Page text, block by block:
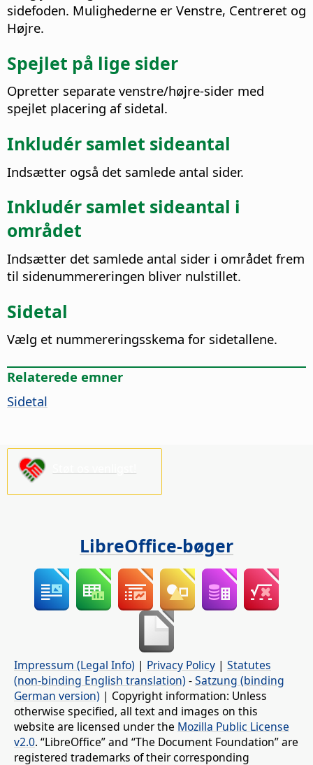
sidefoden. Mulighederne er Venstre, Centreret og
Højre.
Spejlet på lige sider
Opretter separate venstre/højre-sider med
spejlet placering af sidetal.
Inkludér samlet sideantal
Indsætter også det samlede antal sider.
Inkludér samlet sideantal i
området
Indsætter det samlede antal sider i området frem
til sidenummereringen bliver nulstillet.
Sidetal
Vælg et nummereringsskema for sidetallene.
Relaterede emner
Sidetal
LibreOffice-bøger
Impressum (Legal Info) | Privacy Policy | Statutes
(non-binding English translation) -Satzung (binding
German version) | Copyright information: Unless
otherwise specified, all text and images on this
website are licensed under the Mozilla Public License
v2.0. “LibreOffice” and “The Document Foundation” are
registered trademarks of their corresponding